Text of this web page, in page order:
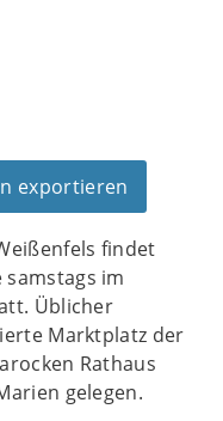
exportieren
findet
im
Üblicher
Marktplatz der
Rathaus
gelegen.